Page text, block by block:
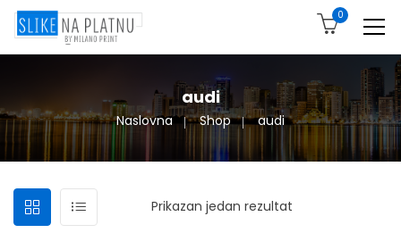
0
audi
Naslovna Shop audi
Prikazan jedan rezultat